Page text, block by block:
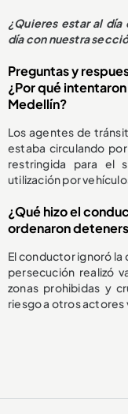
¿Quieres estar al
día con nuestra
Preguntas y
¿Por qué
Medellín?
Los agentes de
estaba circulando
restringida para el
utilización por
¿Qué hizo el
ordenaron
El conductor ignoró la
persecución realizó
zonas prohibidas y
riesgo a otros actores